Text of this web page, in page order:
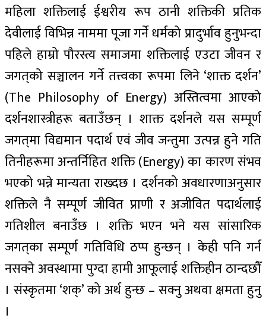
महिला शक्तिलाई ईश्वरीय रूप ठानी शक्तिकी प्रतिक
देवीलाई विभिन्न नाममा पूजा गर्ने धर्मको प्रादुर्भाव हुनुभन्दा
पहिले हाम्रो पौरस्त्य समाजमा शक्तिलाई एउटा जीवन र
जगत्‌को सञ्चालन गर्ने तत्त्वका रूपमा लिने ‘शाक्त दर्शन’
(The Philosophy of Energy) अस्तित्वमा आएको
दर्शनशास्त्रीहरू बताउँछन् । शाक्त दर्शनले यस सम्पूर्ण
जगत्‌मा विद्यमान पदार्थ एवं जीव जन्तुमा उत्पन्न हुने गति
तिनीहरूमा अन्तर्निहित शक्ति (Energy) का कारण संभव
भएको भन्ने मान्यता राख्दछ । दर्शनको अवधारणाअनुसार
शक्तिले नै सम्पूर्ण जीवित प्राणी र अजीवित पदार्थलाई
गतिशील बनाउँछ । शक्ति भएन भने यस सांसारिक
जगत्‌का सम्पूर्ण गतिविधि ठप्प हुन्छन् । केही पनि गर्न
नसक्ने अवस्थामा पुग्दा हामी आफूलाई शक्तिहीन ठान्दछौँ
। संस्कृतमा ‘शक्’ को अर्थ हुन्छ – सक्नु अथवा क्षमता हुनु
।